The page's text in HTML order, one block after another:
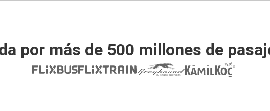
por más de 500 millones de